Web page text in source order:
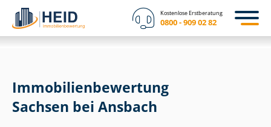
Kostenlose Erstberatung
0800 - 909 02 82
Immobilien­bewertung
Sachsen bei Ansbach